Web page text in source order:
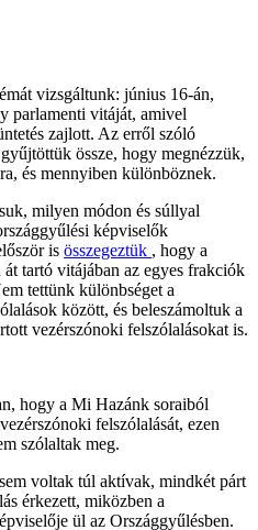
vizsgáltunk: június 16-án,
parlamenti vitáját, amivel
zajlott. Az erről szóló
össze, hogy megnézzük,
és mennyiben különböznek.
milyen módon és súllyal
képviselők
is összegeztük , hogy a
tartó vitájában az egyes frakciók
tettünk különbséget a
között, és beleszámoltuk a
vezérszónoki felszólalásokat is.
hogy a Mi Hazánk soraiból
felszólalását, ezen
szólaltak meg.
voltak túl aktívak, mindkét párt
érkezett, miközben a
ül az Országgyűlésben.